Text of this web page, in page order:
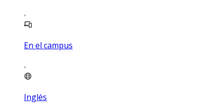
En el campus
Inglés